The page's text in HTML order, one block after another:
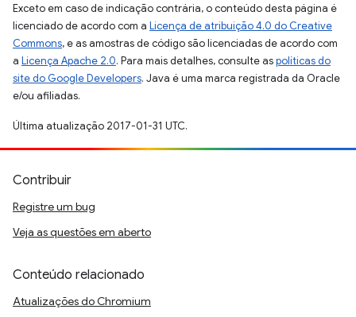
Exceto em caso de indicação contrária, o conteúdo desta página é
licenciado de acordo com a Licença de atribuição 4.0 do Creative
Commons, e as amostras de código são licenciadas de acordo com
a Licença Apache 2.0. Para mais detalhes, consulte aspolíticas do
site do Google Developers. Java é uma marca registrada da Oracle
e/ou afiliadas.
Última atualização 2017-01-31 UTC.
Contribuir
Registre um bug
Veja as questões em aberto
Conteúdo relacionado
Atualizações do Chromium